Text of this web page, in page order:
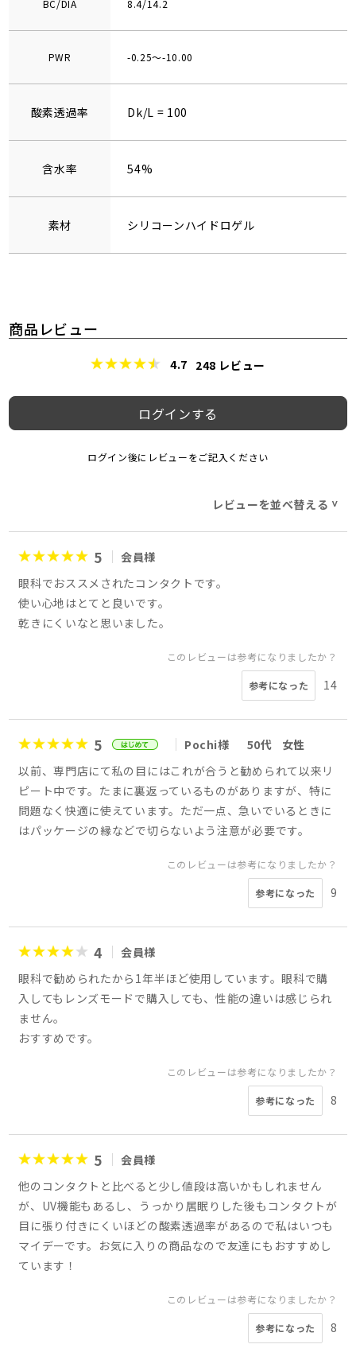
BC/DIA 8.4/14.2
PWR -0.25～-10.00
酸素透過率 Dk/L = 100
含水率 54%
素材 シリコーンハイドロゲル
商品レビュー
4.7 248 レビュー
ログインする
ログイン後にレビューをご記入ください
レビューを並べ替える >
5
会員様
眼科でおススメされたコンタクトです。
使い心地はとてと良いです。
乾きにくいなと思いました。
このレビューは参考になりましたか？
参考になった 14
5 Pochi様 50代
女性
以前、専門店にて私の目にはこれが合うと勧められて以来リ
ピート中です。たまに裏返っているものがありますが、特に
問題なく快適に使えています。ただ一点、急いでいるときに
はパッケージの縁などで切らないよう注意が必要です。
このレビューは参考になりましたか？
参考になった 9
4
会員様
眼科で勧められたから1年半ほど使用しています。眼科で購
入してもレンズモードで購入しても、性能の違いは感じられ
ません。
おすすめです。
このレビューは参考になりましたか？
参考になった 8
5
会員様
他のコンタクトと比べると少し値段は高いかもしれません
が、UV機能もあるし、うっかり居眠りした後もコンタクトが
目に張り付きにくいほどの酸素透過率があるので私はいつも
マイデーです。お気に入りの商品なので友達にもおすすめし
ています！
このレビューは参考になりましたか？
参考になった 8